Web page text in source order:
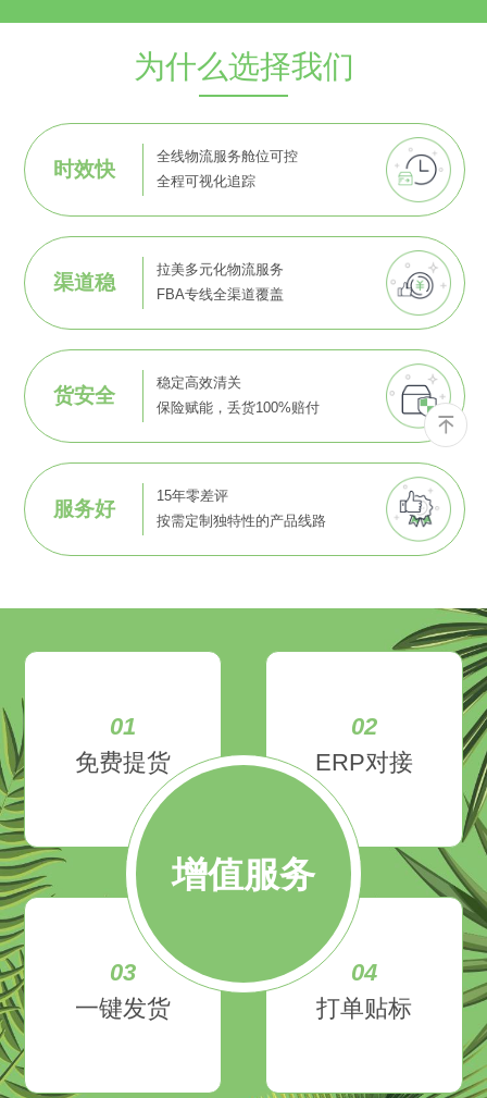
为什么选择我们
时效快
全线物流服务舱位可控
全程可视化追踪
渠道稳
拉美多元化物流服务
FBA专线全渠道覆盖
货安全
稳定高效清关
保险赋能，丢货100%赔付
服务好
15年零差评
按需定制独特性的产品线路
增值服务
01
免费提货
02
ERP对接
03
一键发货
04
打单贴标